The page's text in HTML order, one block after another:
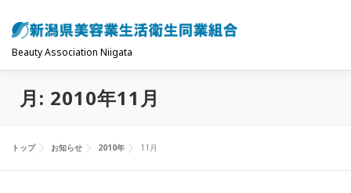
ン
Beauty Association Niigata
トップ 組合について
月: 2010年11月
トップ お知らせ 2010年 11月